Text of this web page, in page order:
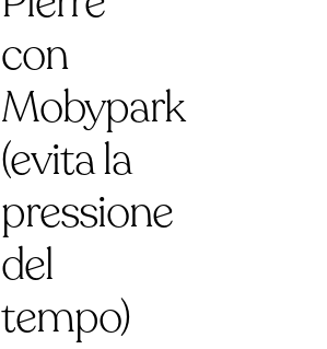
con
Mobypark
(evita la
pressione
del
tempo)